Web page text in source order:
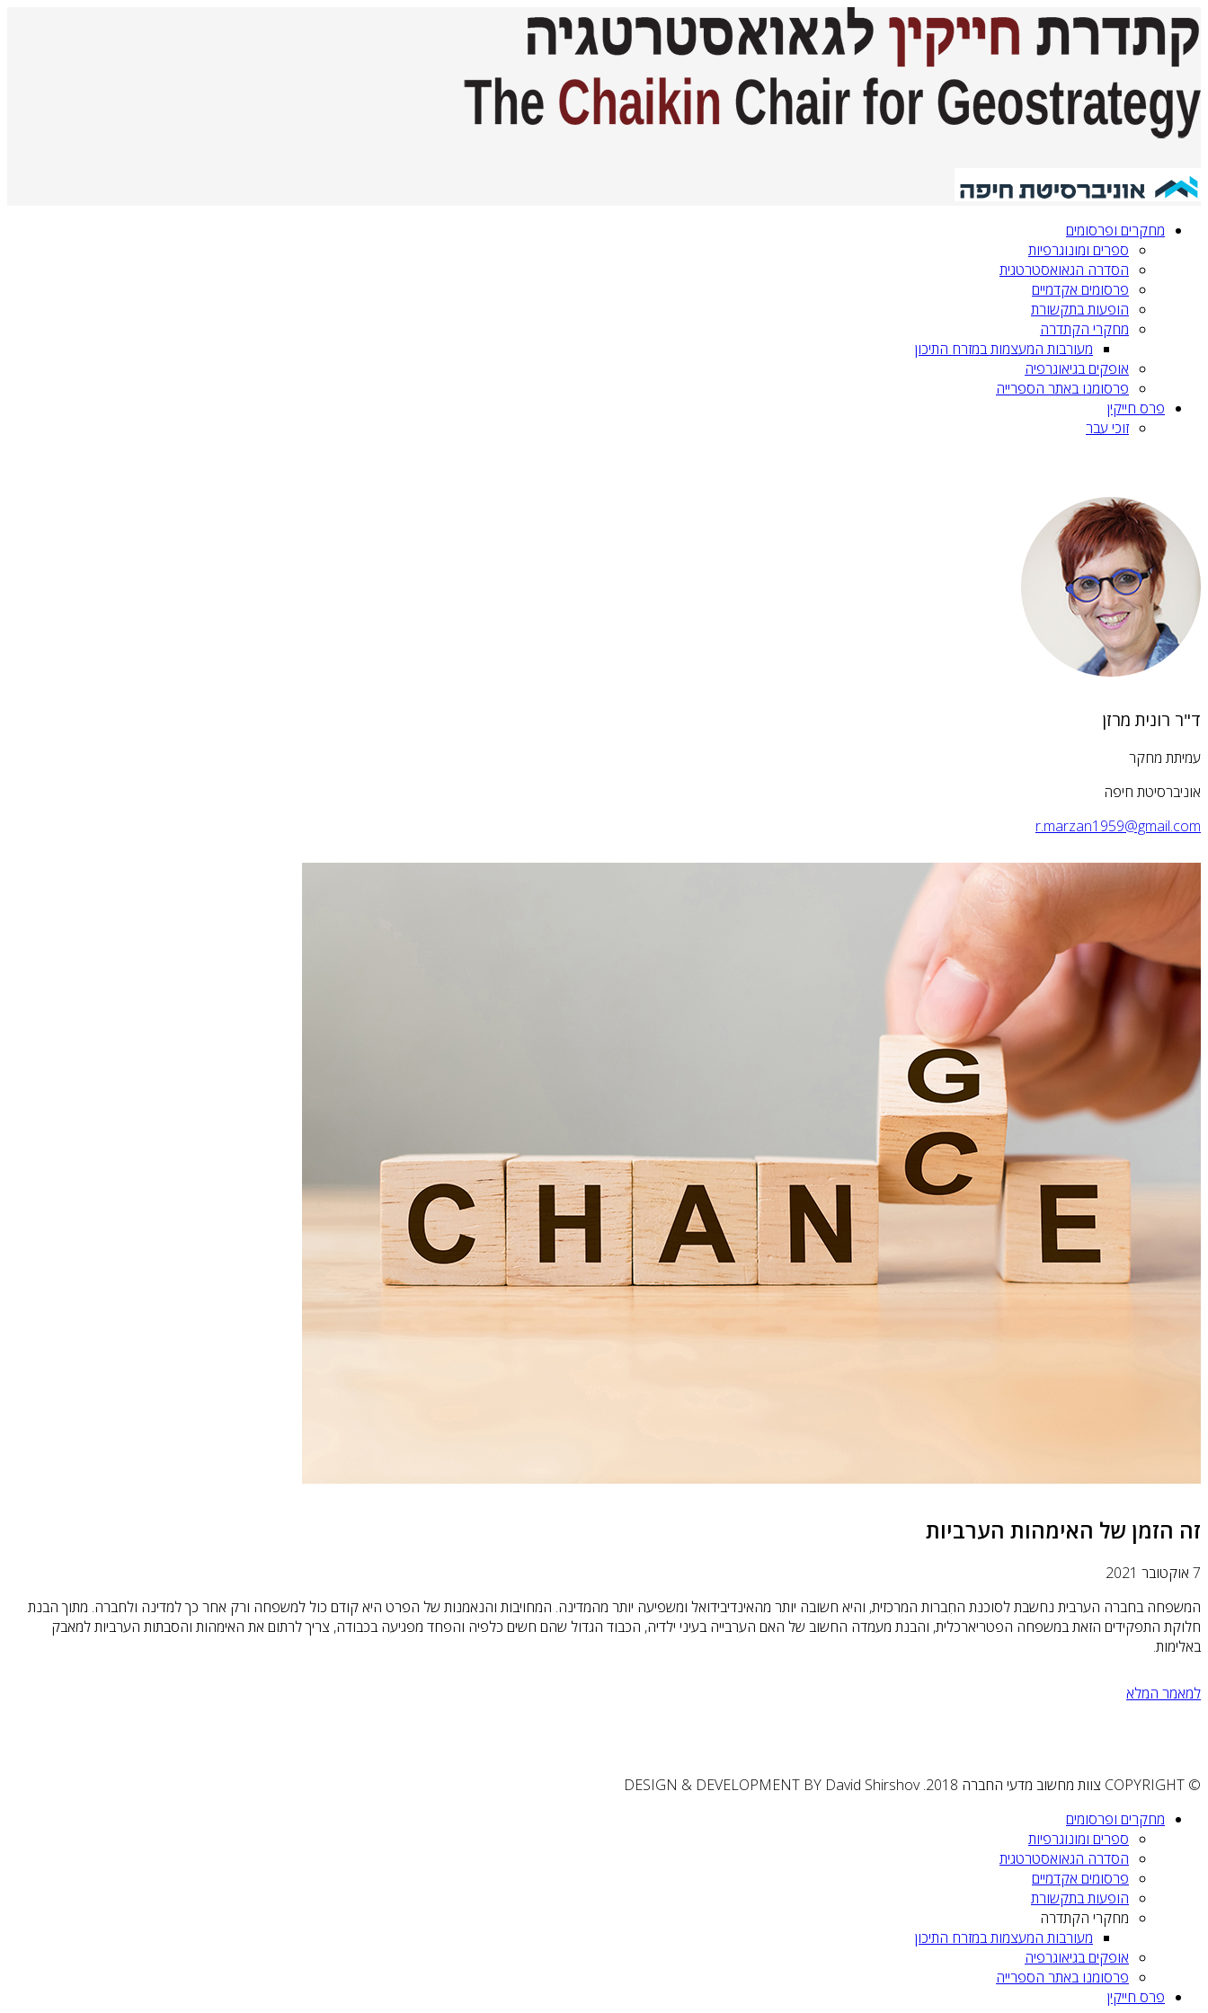
מחקרים ופרסומים
ספרים ומונוגרפיות
הסדרה הגאואסטרטגית‎‎
פרסומים אקדמיים
הופעות בתקשורת
מחקרי הקתדרה
מעורבות המעצמות במזרח התיכון
אופקים בגיאוגרפיה
פרסומנו באתר הספרייה
פרס חייקין
זוכי עבר
ד"ר רונית מרזן
עמיתת מחקר
אוניברסיטת חיפה
r.marzan1959@gmail.com
זה הזמן של האימהות הערביות
7 אוקטובר 2021
המשפחה בחברה הערבית נחשבת לסוכנת החִברות המרכזית, והיא חשובה יותר מהאינדיבידואל ומשפיעה יותר מהמדינה. המחויבות והנאמנות של הפרט היא קודם כול למשפחה ורק אחר כך למדינה ולחברה. מתוך הבנת
חלוקת התפקידים הזאת במשפחה הפטריארכלית, והבנת מעמדה החשוב של האם הערבייה בעיני ילדיה, הכבוד הגדול שהם חשים כלפיה והפחד מפגיעה בכבודה, צריך לרתום את האימהות והסבתות הערביות למאבק
באלימות.
למאמר המלא
© COPYRIGHT צוות מחשוב מדעי החברה 2018. DESIGN & DEVELOPMENT BY David Shirshov
מחקרים ופרסומים
ספרים ומונוגרפיות
הסדרה הגאואסטרטגית‎‎
פרסומים אקדמיים
הופעות בתקשורת
מחקרי הקתדרה
מעורבות המעצמות במזרח התיכון
אופקים בגיאוגרפיה
פרסומנו באתר הספרייה
פרס חייקין